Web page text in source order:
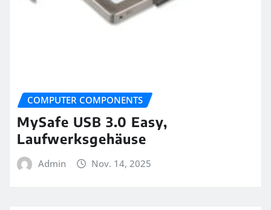
COMPUTER COMPONENTS
MySafe USB 3.0 Easy,
Laufwerksgehäuse
Admin Nov. 14, 2025